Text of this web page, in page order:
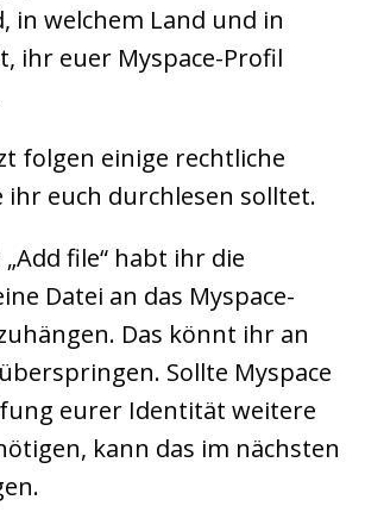
in welchem Land und in
ihr euer Myspace-Profil
folgen einige rechtliche
ihr euch durchlesen solltet.
file“ habt ihr die
Datei an das Myspace-
Das könnt ihr an
Sollte Myspace
eurer Identität weitere
kann das im nächsten